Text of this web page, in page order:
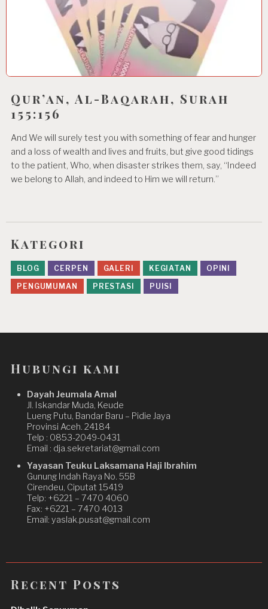
Qur’an, Al-Baqarah, Surah
155:156
And We will surely test you with something of fear and hunger
and a loss of wealth and lives and fruits, but give good tidings
to the patient, Who, when disaster strikes them, say, “Indeed
we belong to Allah, and indeed to Him we will return.”
Kategori
BLOG CERPEN GALERI KEGIATAN
OPINI
PENGUMUMAN
PRESTASI PUISI
Hubungi kami
Dayah Jeumala Amal
Jl. Iskandar Muda, Keude
Lueng Putu, Bandar Baru – Pidie Jaya
Provinsi Aceh. 24184
Telp : 0853-2049-0431
Email : dja.sekretariat@gmail.com
Yayasan Teuku Laksamana Haji Ibrahim
Gunung Indah Raya No. 55B
Cirendeu, Ciputat 15419
Telp: +6221 – 7470 4060
Fax: +6221 – 7470 4013
Email: yaslak.pusat@gmail.com
Recent Posts